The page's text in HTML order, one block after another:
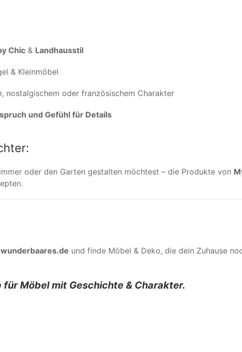
Chic & Landhausstil
& Kleinmöbel
nostalgischem oder französischem Charakter
und Gefühl für Details
oder den Garten gestalten möchtest – die Produkte von
wunderbaares.de und finde Möbel & Deko, die dein Zuhause
für Möbel mit Geschichte & Charakter.